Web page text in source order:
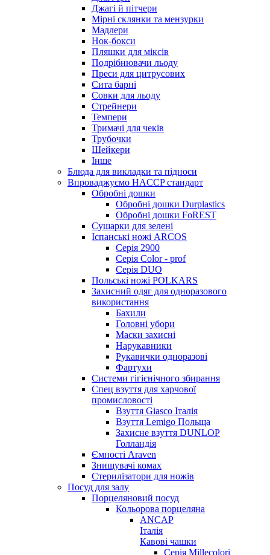
Джагі й пітчери
Мірні склянки та мензурки
Мадлери
Нок-бокси
Пляшки для міксів
Подрібнювачи льоду
Преси для цитрусових
Сита барні
Совки для льоду
Стрейнери
Темпери
Тримачі для чеків
Трубочки
Шейкери
Інше
Блюда для викладки та підноси
Впроваджуємо HACCP стандарт
Обробні дошки
Обробні дошки Durplastics
Обробні дошки FoREST
Сушарки для зелені
Іспанські ножі ARCOS
Серія 2900
Серія Color - prof
Серія DUO
Польські ножі POLKARS
Захисний одяг для одноразового
використання
Бахили
Головні убори
Маски захисні
Нарукавники
Рукавички одноразові
Фартухи
Системи гігієнічного збирання
Спец взуття для харчової
промисловості
Взуття Giasco Італія
Взуття Lemigo Польща
Захисне взуття DUNLOP
Голландія
Ємності Araven
Знищувачі комах
Стерилізатори для ножів
Посуд для залу
Порцеляновий посуд
Кольорова порцеляна
ANCAP
Італія
Кавові чашки
Серія Millecolori